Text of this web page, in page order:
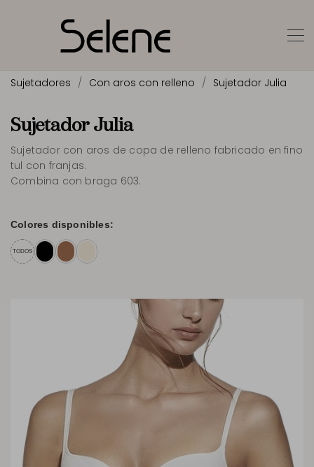
Sujetadores Con aros con relleno Sujetador Julia
Sujetador Julia
Sujetador con aros de copa de relleno fabricado en fino
tul con franjas.
Combina con braga 603.
Colores disponibles:
TODOS